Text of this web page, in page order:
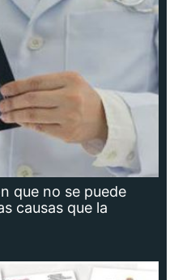
que no se puede
causas que la